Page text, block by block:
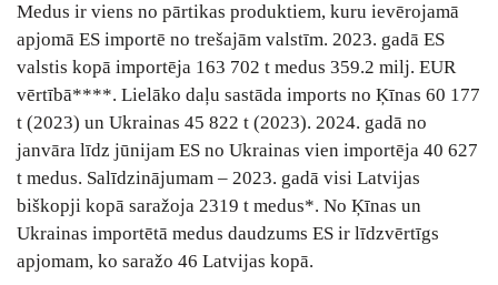
Medus ir viens no pārtikas produktiem, kuru ievērojamā
apjomā ES importē no trešajām valstīm. 2023. gadā ES
valstis kopā importēja 163 702 t medus 359.2 milj. EUR
vērtībā****. Lielāko daļu sastāda imports no Ķīnas 60 177
t (2023) un Ukrainas 45 822 t (2023). 2024. gadā no
janvāra līdz jūnijam ES no Ukrainas vien importēja 40 627
t medus. Salīdzinājumam ‒ 2023. gadā visi Latvijas
biškopji kopā saražoja 2319 t medus*. No Ķīnas un
Ukrainas importētā medus daudzums ES ir līdzvērtīgs
apjomam, ko saražo 46 Latvijas kopā.